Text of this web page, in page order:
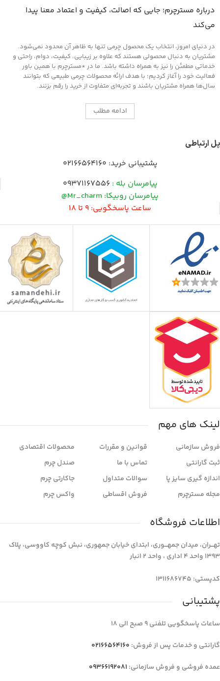
درباره مسترچرم؛ جایی که اصالت، کیفیت و اعتماد معنا پیدا
می‌کند
در دنیای امروز، انتخاب یک محصول چرمی تنها به ظاهر آن محدود نمی‌شود.
مشتریان به دنبال محصولی هستند که علاوه بر زیبایی، کیفیت، دوام، راحتی و
خدماتی مطمئن را نیز به همراه داشته باشد. ما در *مسترچرم با همین باور
فعالیت خود را آغاز کردیم؛ با هدف ارائه محصولات چرمی طبیعی که بتوانند
سال‌ها همراه مشتریان باشند و تجربه‌ای متفاوت از خرید را رقم بزنند.
ادامه مطلب
پل ارتباطی
پشتیبانی خرید: 02166564160
پیامرسان بله : 09371167556
پیامرسان روبیکا: Mr_charm@
ساعت پاسخگویی: 9 تا 18
لینک های مهم
فروش سازمانی
ثبت گارانتی
اندازه گیری سایز پا
مجله مسترچرم
قوانین و مقررات
تماس با ما
سوالات متداول
فروش اقساطی
محصولات اقتصادی
صندل چرم
جاکارتی چرم
واکس چرم
اطلاعات فروشگاه
تهـــران، میدان جمهـــوری، ابتدای خیابان جمهوری، نبش کوچه کاووسی، پلاک
1393 واحد 4 اداری ، واحد 2 انبار
کدپستی: 1311686745
پشتیبانی
ساعات پاسخگویی تلفنی 9 صبح الی 18
گارانتی و خدمات پس از فروش: 02166564160
عمده فروشی و فروش سازمانی: 09366192081